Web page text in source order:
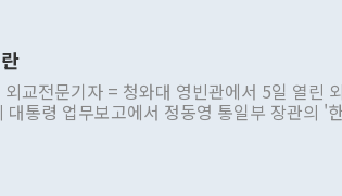
교전문기자 = 청와대 영빈관에서 5일 열린
대통령 업무보고에서 정동영 통일부 장관의 '
을 거치지 않은 사안을 정책으로 추진하겠다